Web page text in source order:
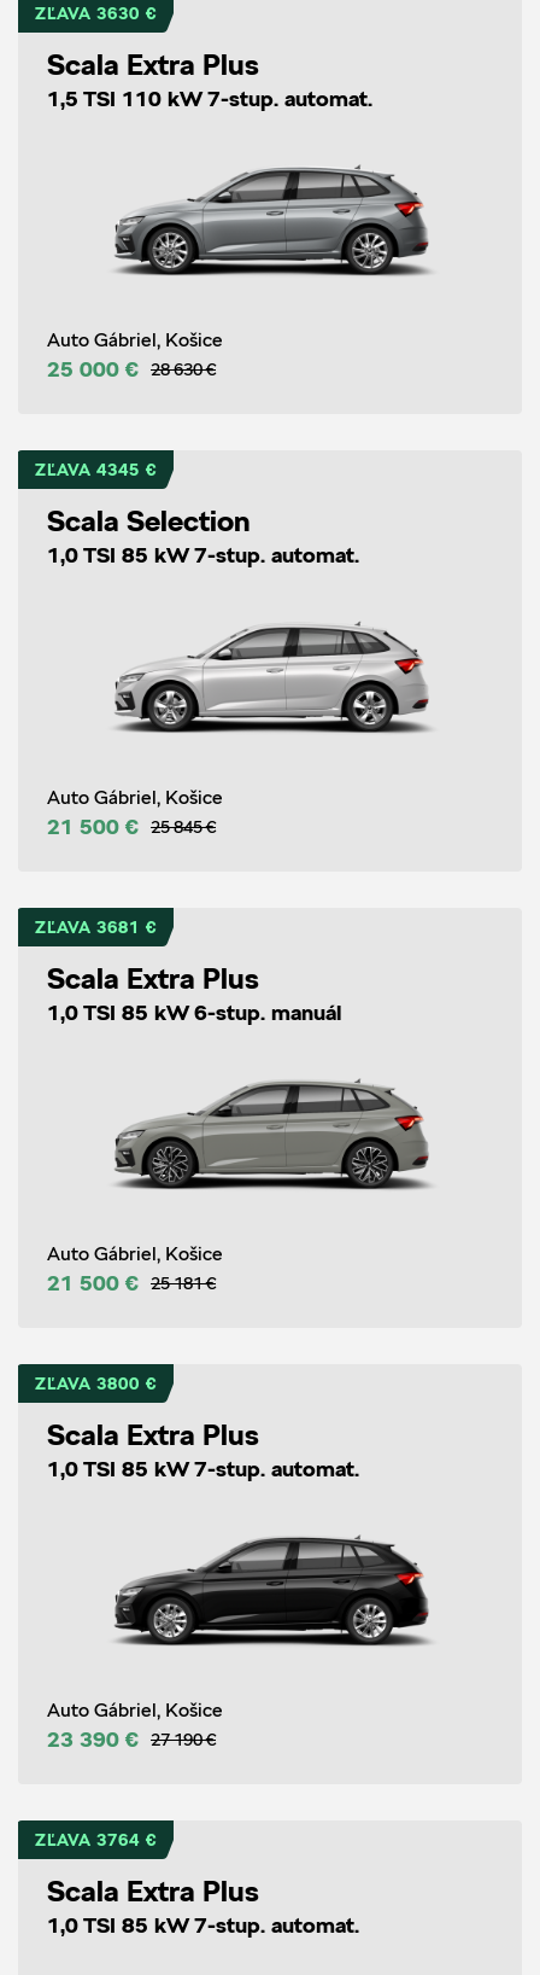
ZĽAVA 3630 €
Scala Extra Plus
1,5 TSI 110 kW 7-stup. automat.
Auto Gábriel, Košice
25 000 € 28 630 €
ZĽAVA 4345 €
Scala Selection
1,0 TSI 85 kW 7-stup. automat.
Auto Gábriel, Košice
21 500 € 25 845 €
ZĽAVA 3681 €
Scala Extra Plus
1,0 TSI 85 kW 6-stup. manuál
Auto Gábriel, Košice
21 500 € 25 181 €
ZĽAVA 3800 €
Scala Extra Plus
1,0 TSI 85 kW 7-stup. automat.
Auto Gábriel, Košice
23 390 € 27 190 €
ZĽAVA 3764 €
Scala Extra Plus
1,0 TSI 85 kW 7-stup. automat.